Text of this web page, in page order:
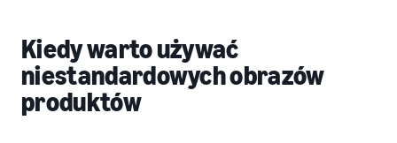
Kiedy warto używać
niestandardowych obrazów
produktów